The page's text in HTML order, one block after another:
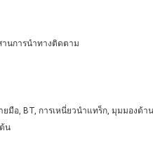
านการนำทางติดตาม
ยมือ, BT, การเหนี่ยวนำแทร็ก, มุมมองด้า
น